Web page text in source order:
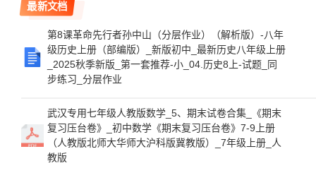
最新文档
第8课革命先行者孙中山（分层作业）（解析版）-八年
级历史上册（部编版）_新版初中_最新历史八年级上册
_2025秋季新版_第一套推荐-小_04.历史8上-试题_同
步练习_分层作业
武汉专用七年级人教版数学_5、期末试卷合集_《期末
复习压台卷》_初中数学《期末复习压台卷》7-9上册
（人教版北师大华师大沪科版冀教版）_7年级上册_人
教版